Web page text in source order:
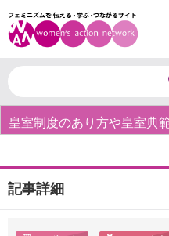
皇室制度のあり方や皇室典
記事詳細